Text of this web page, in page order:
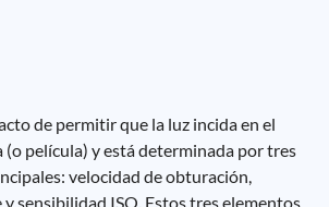
de permitir que la luz incida en el
(o película) y está determinada por tres
velocidad de obturación,
sensibilidad ISO. Estos tres elementos